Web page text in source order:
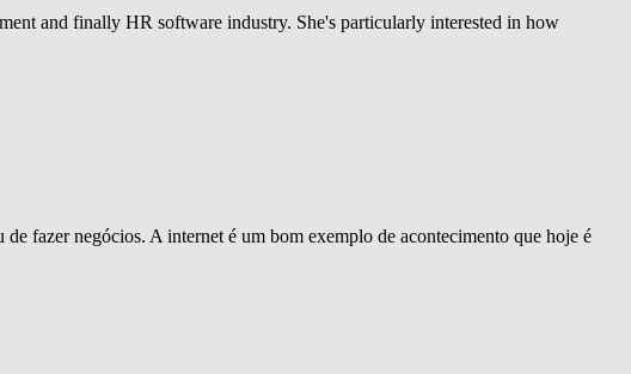
and finally HR software industry. She's particularly interested in how
fazer negócios. A internet é um bom exemplo de acontecimento que hoje é